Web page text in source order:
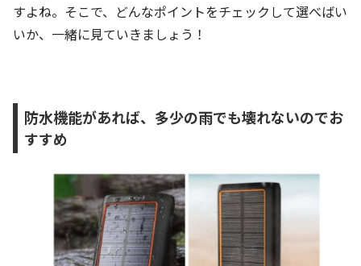
すよね。そこで、どんなポイントをチェックして選べばい
いか、一緒に見ていきましょう！
防水機能があれば、多少の雨でも壊れないのでお
すすめ